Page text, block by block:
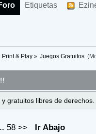
Etiquetas
Print & Play» Juegos Gratuitos
gratuitos libres de
58 >>
Ir Abajo